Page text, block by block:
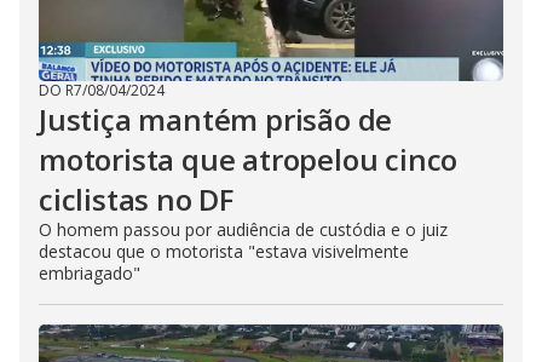
DO R7/08/04/2024
Justiça mantém prisão de
motorista que atropelou cinco
ciclistas no DF
O homem passou por audiência de custódia e o juiz
destacou que o motorista "estava visivelmente
embriagado"